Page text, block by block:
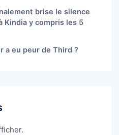
brise le silence
Kindia y compris les 5
a eu peur de Third ?